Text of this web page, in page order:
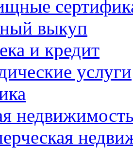
выкуп
и кредит
услуги